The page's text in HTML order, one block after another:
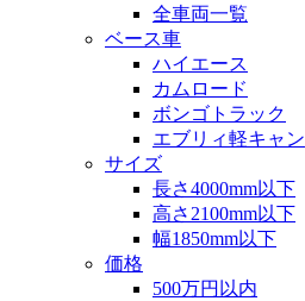
全車両一覧
ベース車
ハイエース
カムロード
ボンゴトラック
エブリィ軽キャン
サイズ
長さ4000mm以下
高さ2100mm以下
幅1850mm以下
価格
500万円以内